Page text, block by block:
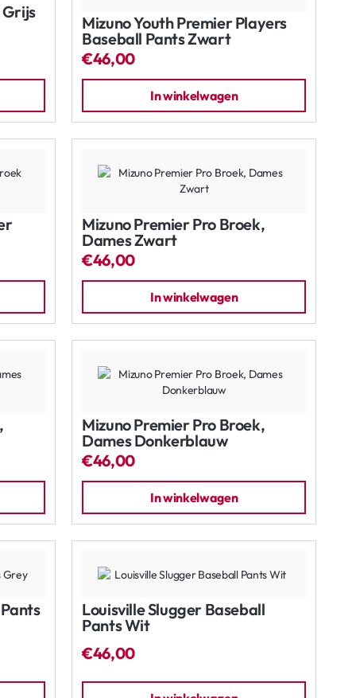
Grijs
Mizuno Youth Premier Players
Baseball Pants Zwart
€46,00
In winkelwagen
Mizuno Premier Pro Broek,
Dames Zwart
€46,00
In winkelwagen
Mizuno Premier Pro Broek,
Dames Donkerblauw
€46,00
In winkelwagen
Louisville Slugger Baseball
Pants Wit
€46,00